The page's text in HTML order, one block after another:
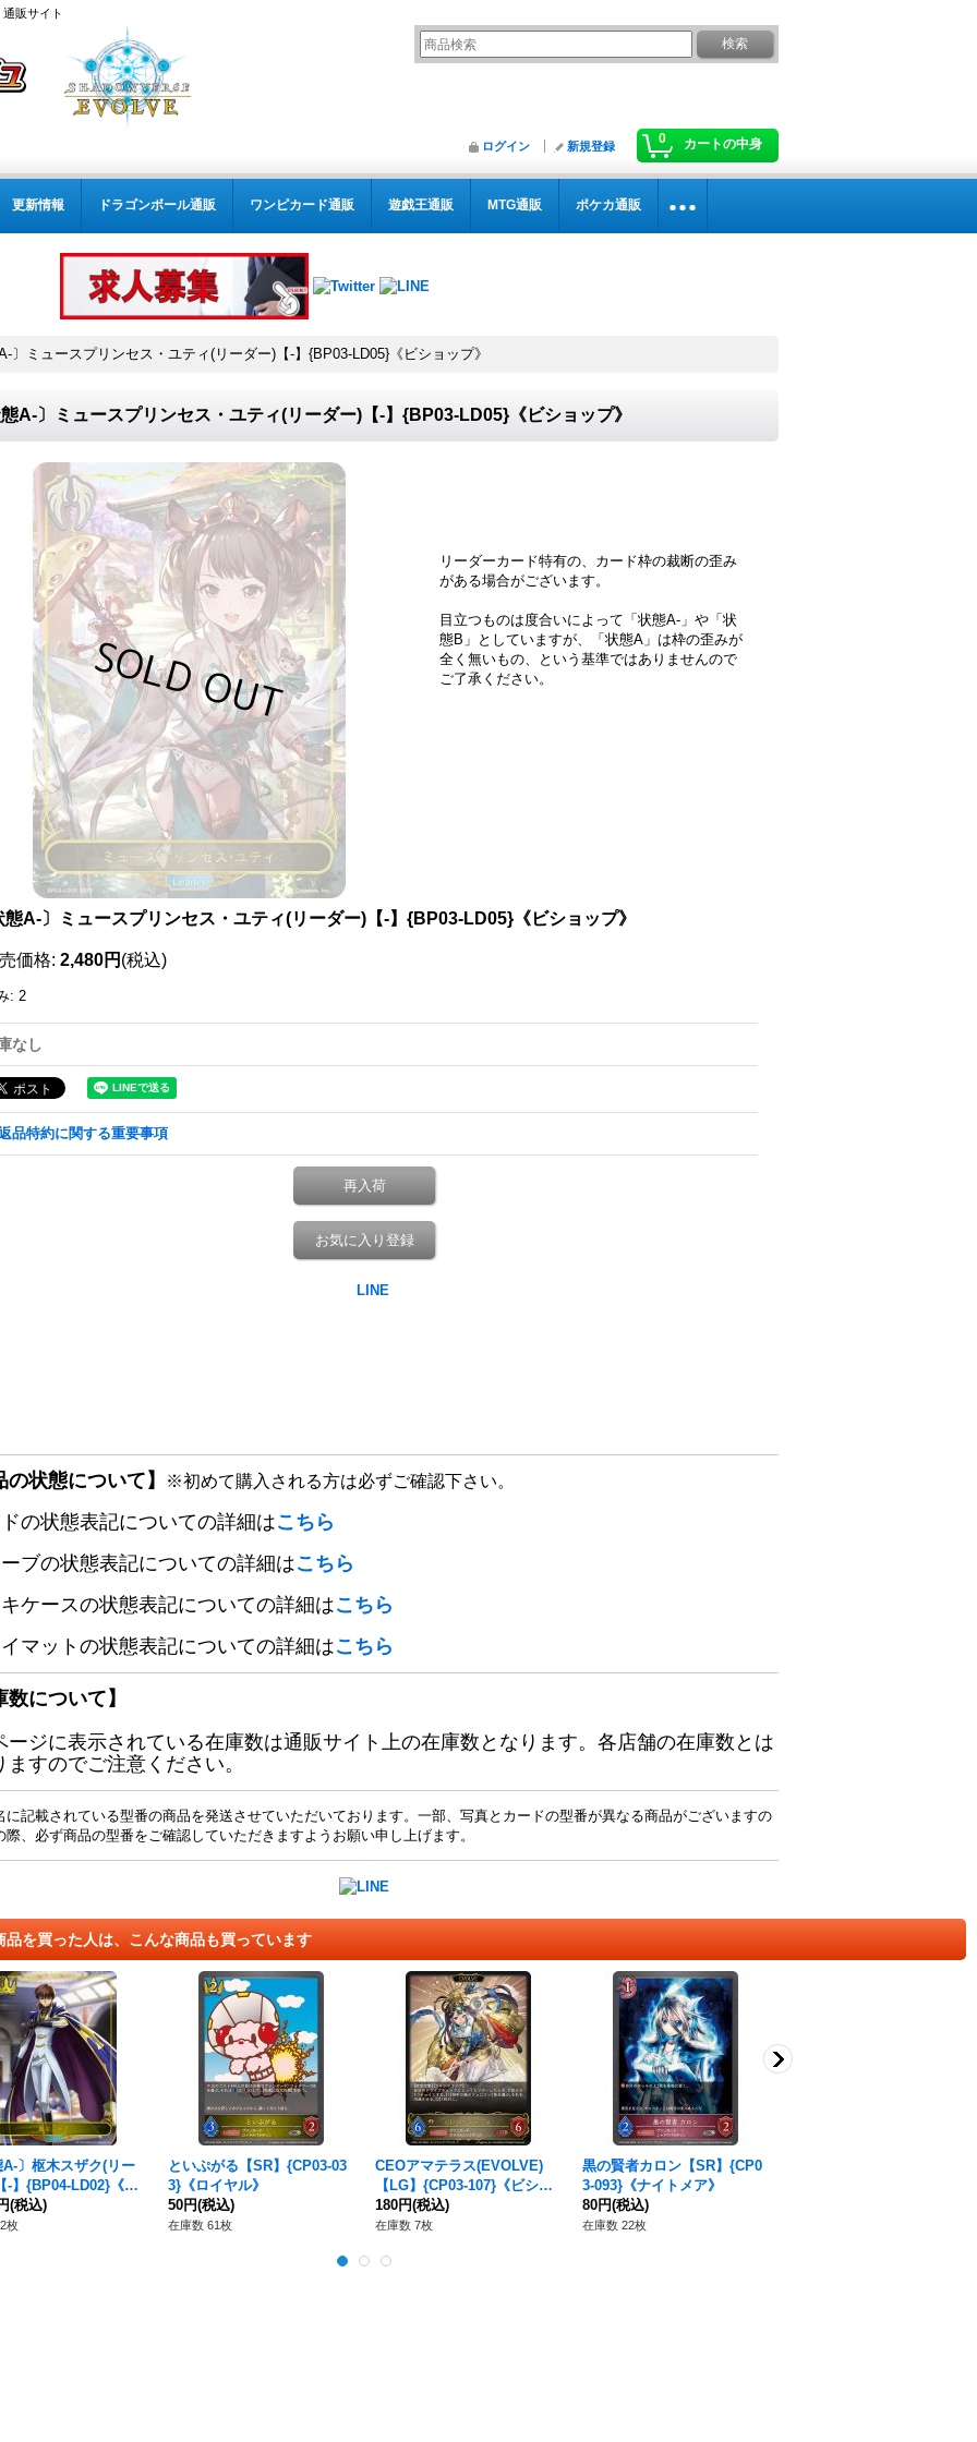
販サイト
0 カートの中身
ログイン 新規登録
更新情報 ドラゴンボール通販 ワンピカード通販 遊戯王通販 MTG通販 ポケカ通販
〕ミュースプリンセス・ユティ(リーダー)【-】{BP03-LD05}《ビショップ》
A-〕ミュースプリンセス・ユティ(リーダー)【-】{BP03-LD05}《ビショップ》
リーダーカード特有の、カード枠の裁断の歪み
がある場合がございます。
目立つものは度合いによって「状態A-」や「状
態B」としていますが、「状態A」は枠の歪みが
全く無いもの、という基準ではありませんので
ご了承ください。
態A-〕ミュースプリンセス・ユティ(リーダー)【-】{BP03-LD05}《ビショップ》
価格: 2,480円 (税込)
: 2
なし
品特約に関する重要事項
再入荷
お気に入り登録
の状態について】 ※初めて購入される方は必ずご確認下さい。
の状態表記についての詳細はこちら
ブの状態表記についての詳細はこちら
ケースの状態表記についての詳細はこちら
マットの状態表記についての詳細はこちら
数について】
ージに表示されている在庫数は通販サイト上の在庫数となります。各店舗の在庫数とは
ますのでご注意ください。
記載されている型番の商品を発送させていただいております。一部、写真とカードの型番が異なる商品がございますの
際、必ず商品の型番をご確認していただきますようお願い申し上げます。
品を買った人は、こんな商品も買っています
〕枢木スザク(リー
-】{BP04-LD02}《ロ
》(税込)
枚
といぷがる【SR】{CP03-03
3}《ロイヤル》
50円(税込)
在庫数 61枚
CEOアマテラス(EVOLVE)
【LG】{CP03-107}《ビショ
ップ》
180円(税込)
在庫数 7枚
黒の賢者カロン【SR】{CP0
3-093}《ナイトメア》
80円(税込)
在庫数 22枚